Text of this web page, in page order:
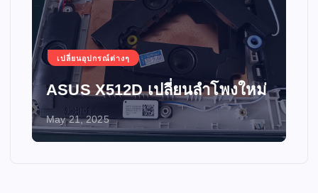
เปลี่ยนอุปกรณ์ต่างๆ
ASUS X512D เปลี่ยนลำโพงใหม่
May 21, 2025